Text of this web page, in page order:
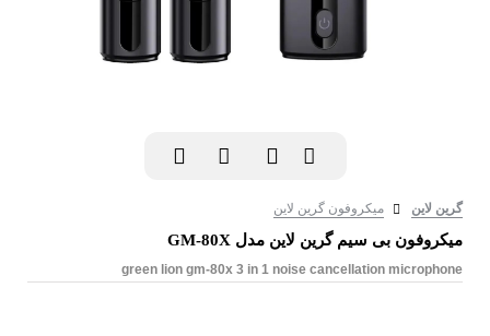
گرین لاین میکروفون گرین لاین
میکروفون بی‌ سیم گرین لاین مدل GM-80X
green lion gm-80x 3 in 1 noise cancellation microphone